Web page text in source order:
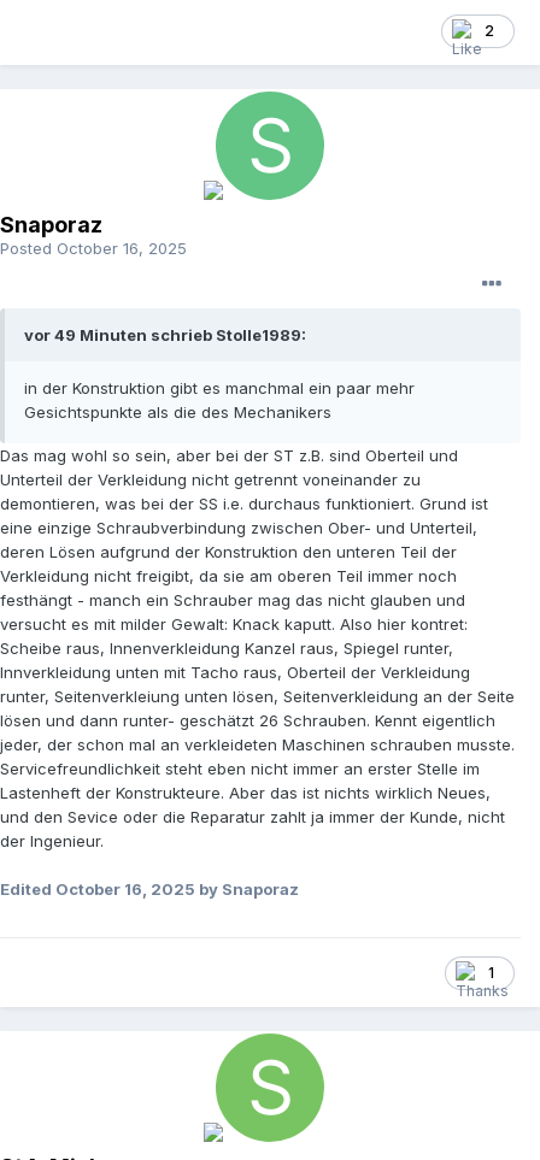
2
Snaporaz
Posted October 16, 2025
vor 49 Minuten schrieb Stolle1989:
in der Konstruktion gibt es manchmal ein paar mehr
Gesichtspunkte als die des Mechanikers
Das mag wohl so sein, aber bei der ST z.B. sind Oberteil und
Unterteil der Verkleidung nicht getrennt voneinander zu
demontieren, was bei der SS i.e. durchaus funktioniert. Grund ist
eine einzige Schraubverbindung zwischen Ober- und Unterteil,
deren Lösen aufgrund der Konstruktion den unteren Teil der
Verkleidung nicht freigibt, da sie am oberen Teil immer noch
festhängt - manch ein Schrauber mag das nicht glauben und
versucht es mit milder Gewalt: Knack kaputt. Also hier kontret:
Scheibe raus, Innenverkleidung Kanzel raus, Spiegel runter,
Innverkleidung unten mit Tacho raus, Oberteil der Verkleidung
runter, Seitenverkleiung unten lösen, Seitenverkleidung an der Seite
lösen und dann runter- geschätzt 26 Schrauben. Kennt eigentlich
jeder, der schon mal an verkleideten Maschinen schrauben musste.
Servicefreundlichkeit steht eben nicht immer an erster Stelle im
Lastenheft der Konstrukteure. Aber das ist nichts wirklich Neues,
und den Sevice oder die Reparatur zahlt ja immer der Kunde, nicht
der Ingenieur.
Edited October 16, 2025 by Snaporaz
1